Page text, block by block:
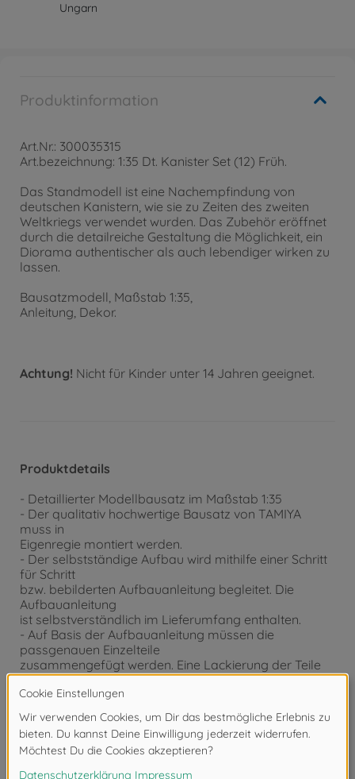
Ungarn
Produktinformation
Art.Nr.: 300035315
Art.bezeichnung: 1:35 Dt. Kanister Set (12) Früh.
Das Standmodell ist eine Nachempfindung von
deutschen Kanistern, wie sie zu Zeiten des zweiten
Weltkriegs verwendet wurden. Das Zubehör eröffnet
durch die detailreiche Gestaltung die Möglichkeit, ein
Diorama authentischer als auch lebendiger wirken zu
lassen.
Bausatzmodell, Maßstab 1:35,
Anleitung, Dekor.
Achtung! Nicht für Kinder unter 14 Jahren geeignet.
Produktdetails
- Detaillierter Modellbausatz im Maßstab 1:35
- Der qualitativ hochwertige Bausatz von TAMIYA
muss in
Eigenregie montiert werden.
- Der selbstständige Aufbau wird mithilfe einer Schritt
für Schritt
bzw. bebilderten Aufbauanleitung begleitet. Die
Aufbauanleitung
ist selbstverständlich im Lieferumfang enthalten.
- Auf Basis der Aufbauanleitung müssen die
passgenauen Einzelteile
zusammengefügt werden. Eine Lackierung der Teile
kann nach
eigenen Vorstellungen vorgenommen werden.
- Werkzeug, Klebstoff und Farben sind im
Lieferumfang des
Plastikbausatzes nicht enthalten. Diese müssen
optional erworben
werden.